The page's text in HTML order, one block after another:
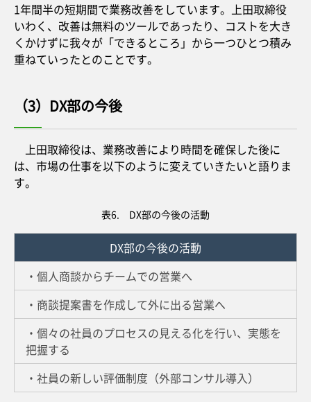
1年間半の短期間で業務改善をしています。上田取締役
いわく、改善は無料のツールであったり、コストを大き
くかけずに我々が「できるところ」から一つひとつ積み
重ねていったとのことです。
（3）DX部の今後
上田取締役は、業務改善により時間を確保した後に
は、市場の仕事を以下のように変えていきたいと語りま
す。
表6. DX部の今後の活動
DX部の今後の活動
・個人商談からチームでの営業へ
・商談提案書を作成して外に出る営業へ
・個々の社員のプロセスの見える化を行い、実態を
把握する
・社員の新しい評価制度（外部コンサル導入）